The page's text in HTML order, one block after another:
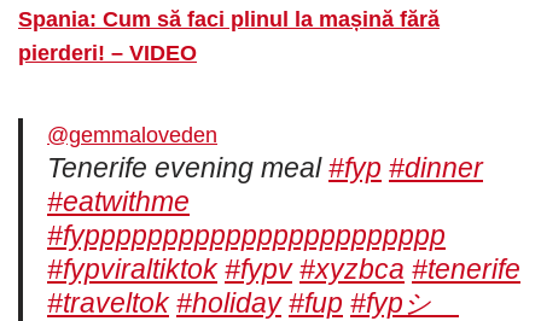
Spania: Cum să faci plinul la mașină fără
pierderi! – VIDEO
@gemmaloveden
Tenerife evening meal #fyp #dinner
#eatwithme
#fyppppppppppppppppppppppp
#fypviraltiktok #fypv #xyzbca #tenerife
#traveltok #holiday #fup #fypシ゚